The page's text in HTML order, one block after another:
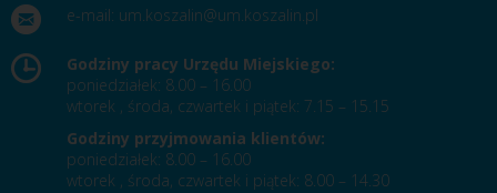
e-mail: um.koszalin@um.koszalin.pl
Godziny pracy Urzędu Miejskiego:
poniedziałek: 8.00 – 16.00
wtorek , środa, czwartek i piątek: 7.15 – 15.15
Godziny przyjmowania klientów:
poniedziałek: 8.00 – 16.00
wtorek , środa, czwartek i piątek: 8.00 – 14.30